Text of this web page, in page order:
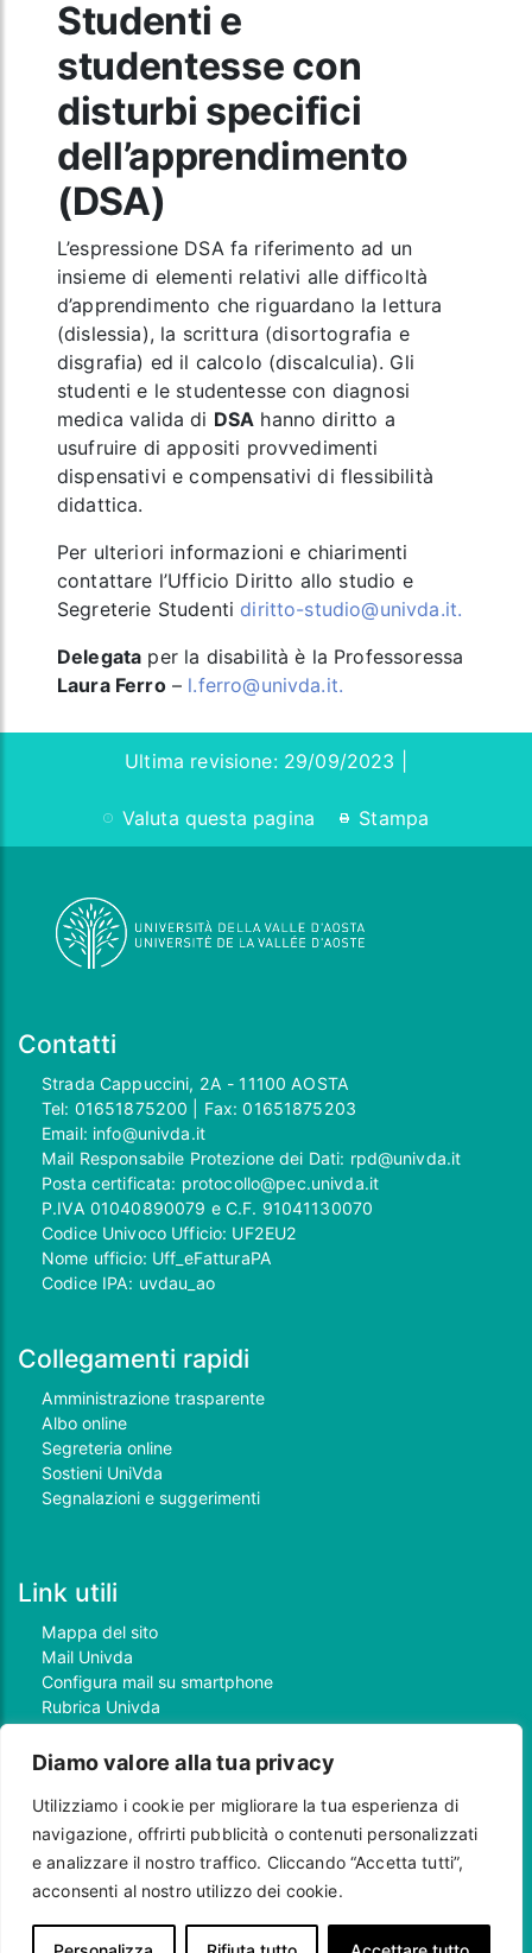
Diamo valore alla tua privacy
Utilizziamo i cookie per migliorare la tua esperienza di
navigazione, offrirti pubblicità o contenuti personalizzati
e analizzare il nostro traffico. Cliccando “Accetta tutti”,
acconsenti al nostro utilizzo dei cookie.
Studenti e
studentesse con
disturbi specifici
dell’apprendimento
(DSA)
L’espressione DSA fa riferimento ad un
insieme di elementi relativi alle difficoltà
d’apprendimento che riguardano la lettura
(dislessia), la scrittura (disortografia e
disgrafia) ed il calcolo (discalculia). Gli
studenti e le studentesse con diagnosi
medica valida di DSA hanno diritto a
usufruire di appositi provvedimenti
dispensativi e compensativi di flessibilità
didattica.
Per ulteriori informazioni e chiarimenti
contattare l’Ufficio Diritto allo studio e
Segreterie Studentidiritto-studio@univda.it.
Delegata per la disabilità è la Professoressa
Laura Ferro– l.ferro@univda.it.
Ultima revisione: 29/09/2023 |
Valuta questa pagina Stampa
Contatti
Strada Cappuccini, 2A - 11100 AOSTA
Tel: 01651875200 | Fax:01651875203
Email: info@univda.it
Mail Responsabile Protezione dei Dati: rpd@univda.it
Posta certificata: protocollo@pec.univda.it
P.IVA 01040890079 e C.F. 91041130070
Codice Univoco Ufficio: UF2EU2
Nome ufficio: Uff_eFatturaPA
Codice IPA: uvdau_ao
Collegamenti rapidi
Amministrazione trasparente
Albo online
Segreteria online
Sostieni UniVda
Segnalazioni e suggerimenti
Link utili
Mappa del sito
Mail Univda
Configura mail su smartphone
Rubrica Univda
Piè di pagina
Crediti
Note legali
Contatti
Protezione dei dati personali